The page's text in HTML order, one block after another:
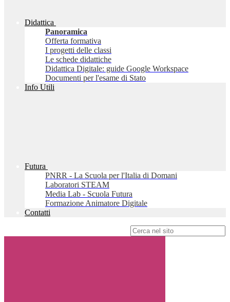
Didattica
Panoramica
Offerta formativa
I progetti delle classi
Le schede didattiche
Didattica Digitale: guide Google Workspace
Documenti per l'esame di Stato
Info Utili
Futura
PNRR - La Scuola per l'Italia di Domani
Laboratori STEAM
Media Lab - Scuola Futura
Formazione Animatore Digitale
Contatti